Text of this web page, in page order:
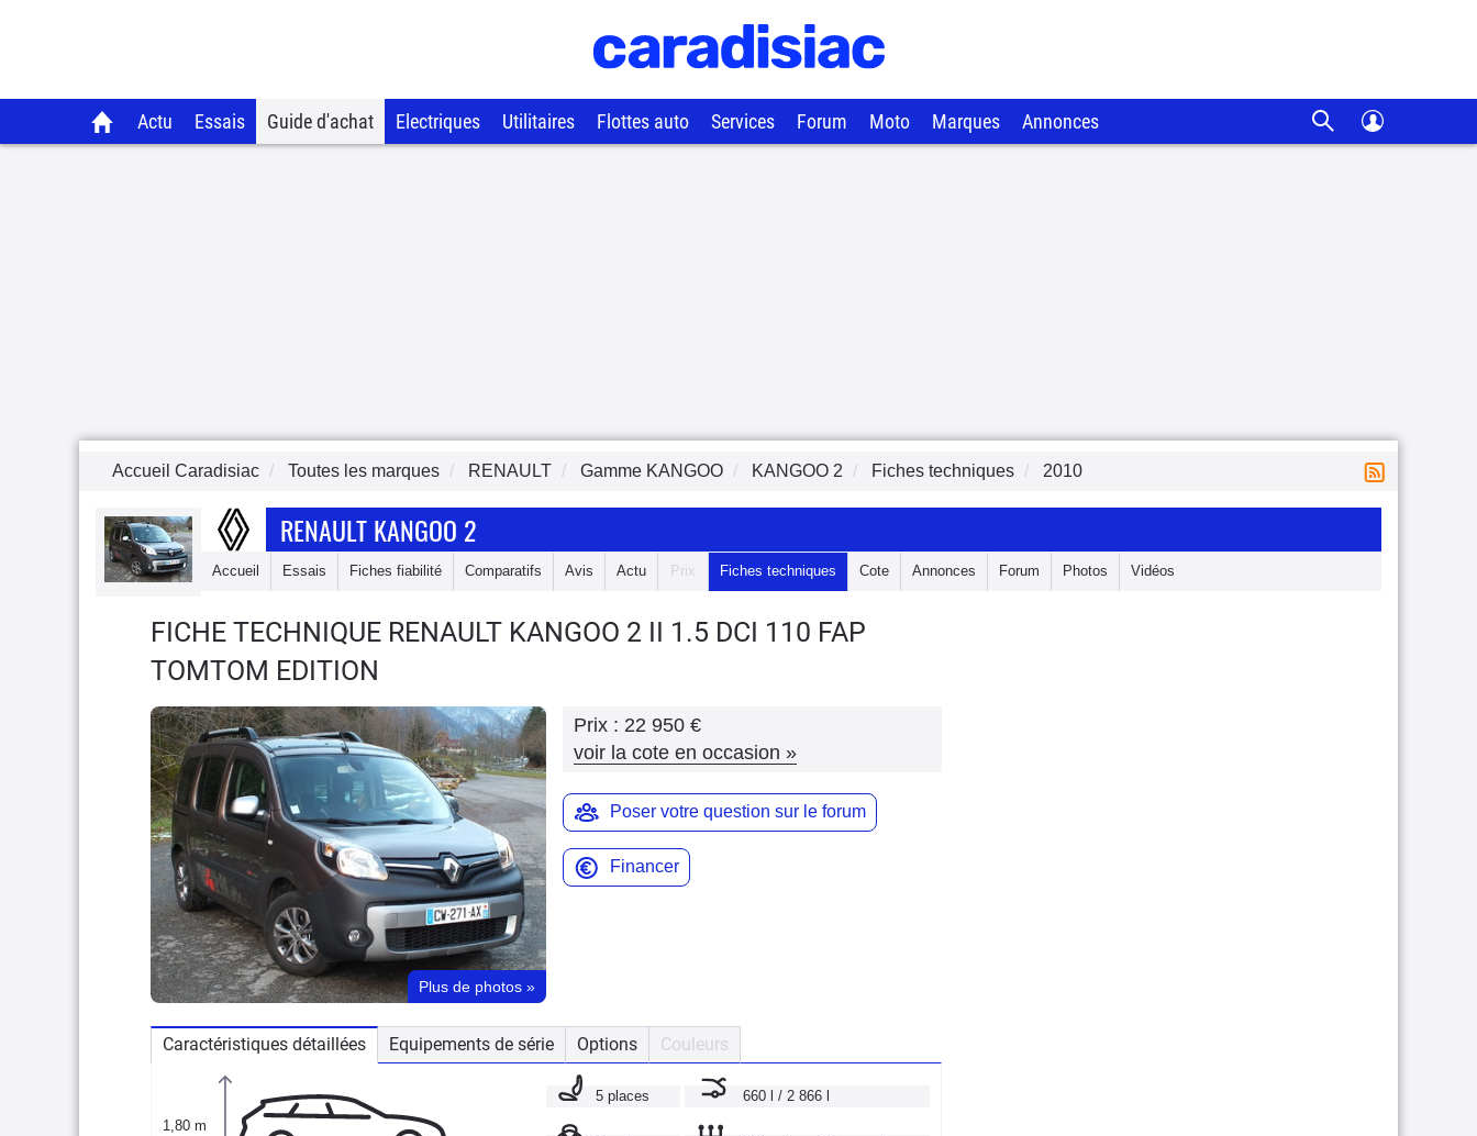
Actu Essais Guide d'achat Electriques Utilitaires Flottes auto Services Forum Moto Marques Annonces
Accueil Caradisiac Toutes les marques RENAULT Gamme KANGOO KANGOO 2 Fiches techniques 2010
RENAULT KANGOO 2
Accueil Essais Fiches fiabilité Comparatifs Avis Actu Prix Fiches techniques Cote Annonces Forum Photos Vidéos
FICHE TECHNIQUE RENAULT KANGOO 2 II 1.5 DCI 110 FAP
TOMTOM EDITION
Plus de photos »
Prix : 22 950 €
voir la cote en occasion »
Poser votre question sur le forum
Financer
Caractéristiques détaillées Equipements de série Options Couleurs
1,80 m
5 places 660 l / 2 866 l